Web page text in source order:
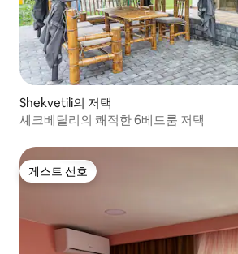
Shekvetili의 저택
셰크베틸리의 쾌적한 6베드룸 저택
게스트 선호
게스트 선호